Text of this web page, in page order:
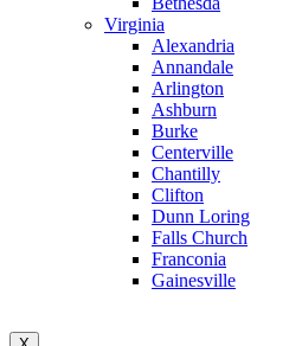
Virginia
Alexandria
Annandale
Arlington
Ashburn
Burke
Centerville
Chantilly
Clifton
Dunn Loring
Falls Church
Franconia
Gainesville